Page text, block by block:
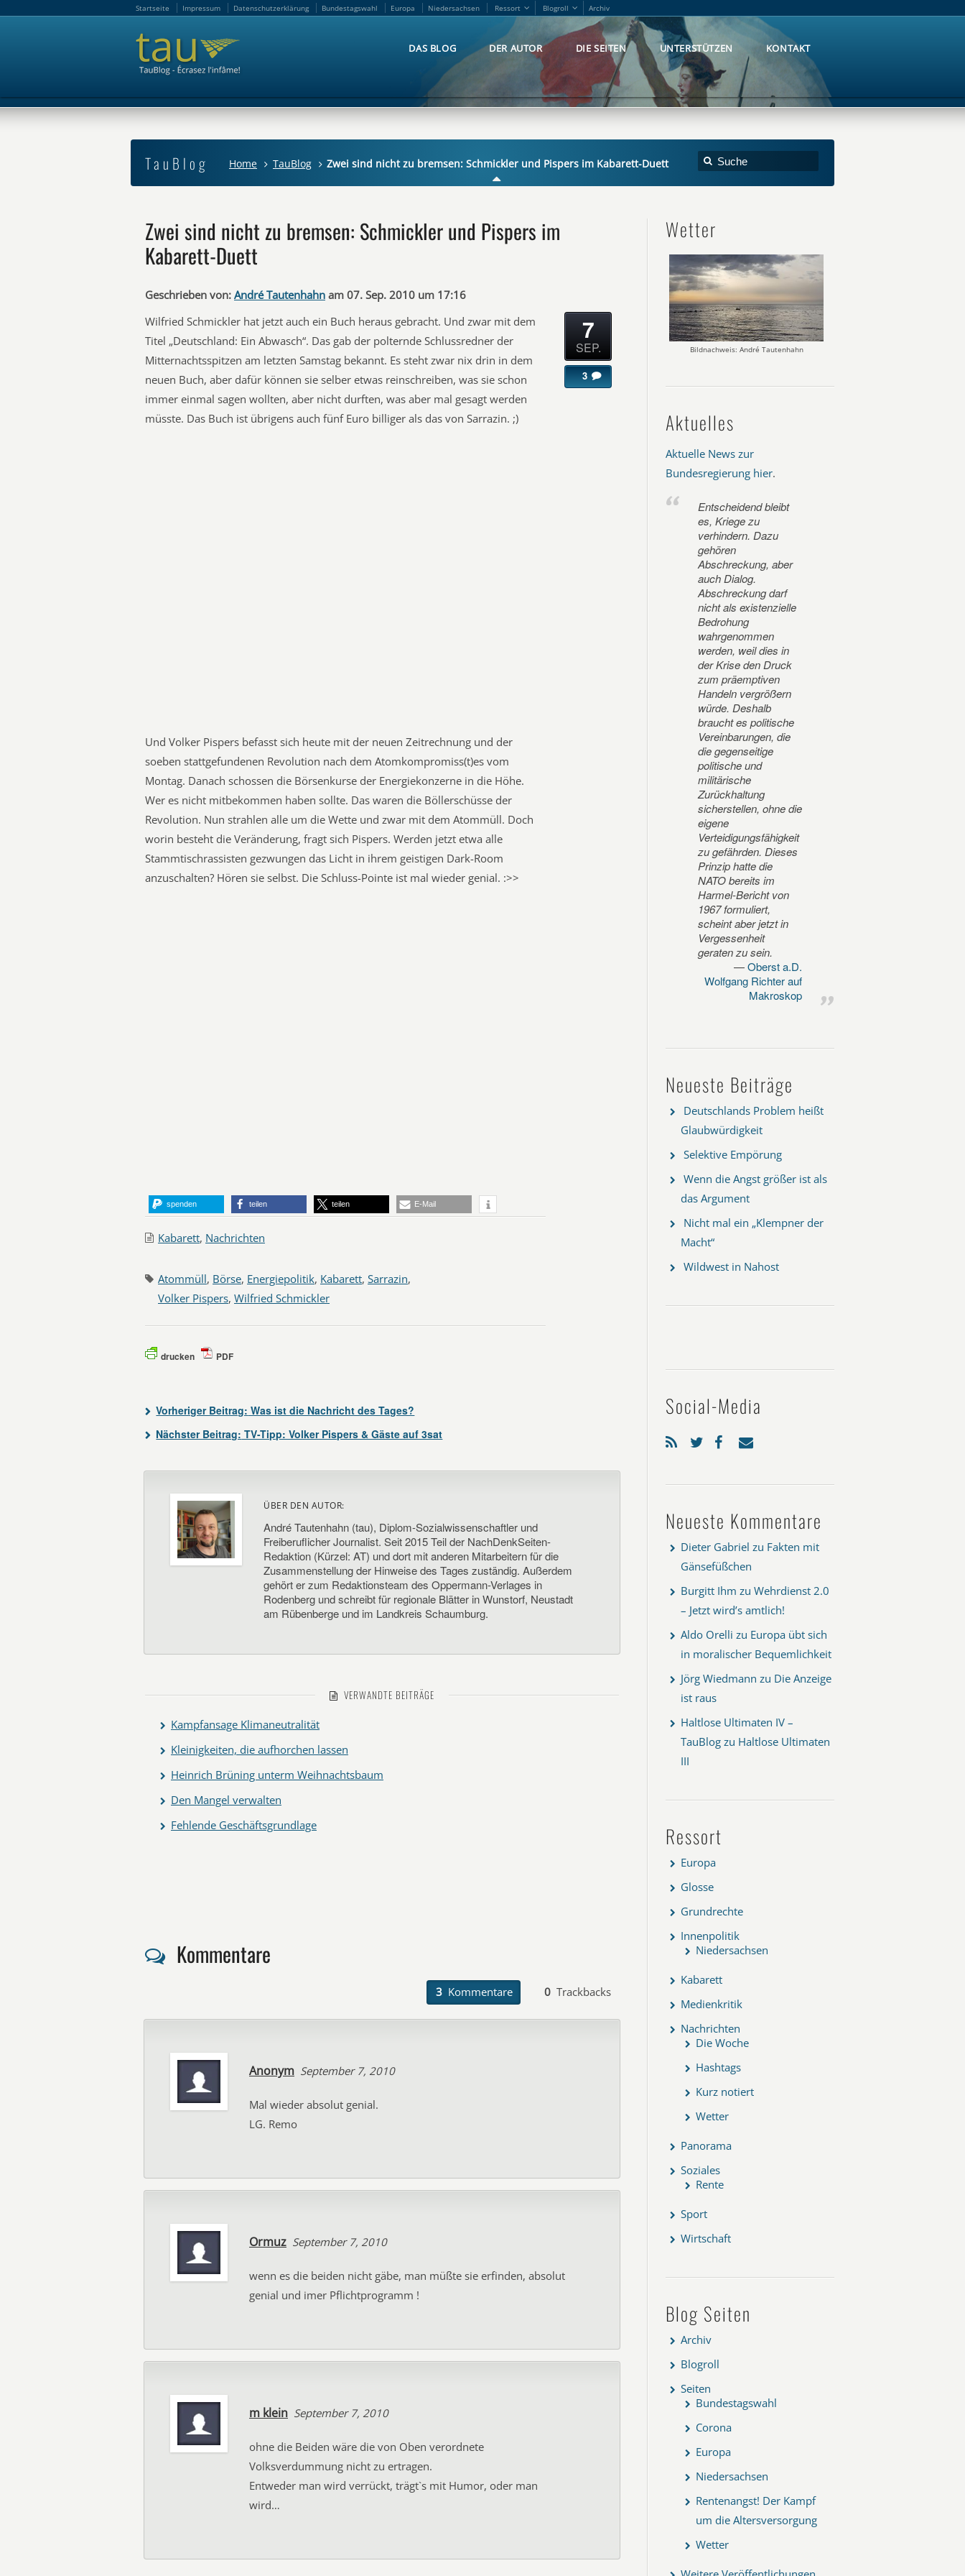
Startseite Impressum Datenschutzerklärung Bundestagswahl Europa Niedersachsen Ressort Blogroll Archiv
DAS BLOG DER AUTOR DIE SEITEN UNTERSTÜTZEN KONTAKT
TauBlog Home TauBlog Zwei sind nicht zu bremsen: Schmickler und Pispers im Kabarett-Duett
Zwei sind nicht zu bremsen: Schmickler und Pispers im
Kabarett-Duett
Geschrieben von: André Tautenhahn am 07. Sep. 2010 um 17:16
Wilfried Schmickler hat jetzt auch ein Buch heraus gebracht. Und zwar mit dem
Titel „Deutschland: Ein Abwasch“. Das gab der polternde Schlussredner der
Mitternachtsspitzen am letzten Samstag bekannt. Es steht zwar nix drin in dem
neuen Buch, aber dafür können sie selber etwas reinschreiben, was sie schon
immer einmal sagen wollten, aber nicht durften, was aber mal gesagt werden
müsste. Das Buch ist übrigens auch fünf Euro billiger als das von Sarrazin. ;)
Und Volker Pispers befasst sich heute mit der neuen Zeitrechnung und der
soeben stattgefundenen Revolution nach dem Atomkompromiss(t)es vom
Montag. Danach schossen die Börsenkurse der Energiekonzerne in die Höhe.
Wer es nicht mitbekommen haben sollte. Das waren die Böllerschüsse der
Revolution. Nun strahlen alle um die Wette und zwar mit dem Atommüll. Doch
worin besteht die Veränderung, fragt sich Pispers. Werden jetzt etwa alle
Stammtischrassisten gezwungen das Licht in ihrem geistigen Dark-Room
anzuschalten? Hören sie selbst. Die Schluss-Pointe ist mal wieder genial. :>>
spenden teilen teilen E-Mail
7
SEP.
3
Kabarett, Nachrichten
Atommüll, Börse, Energiepolitik, Kabarett, Sarrazin,
Volker Pispers, Wilfried Schmickler
drucken PDF
Vorheriger Beitrag: Was ist die Nachricht des Tages?
Nächster Beitrag: TV-Tipp: Volker Pispers & Gäste auf 3sat
ÜBER DEN AUTOR:
André Tautenhahn (tau), Diplom-Sozialwissenschaftler und
Freiberuflicher Journalist. Seit 2015 Teil der NachDenkSeiten-
Redaktion (Kürzel: AT) und dort mit anderen Mitarbeitern für die
Zusammenstellung der Hinweise des Tages zuständig. Außerdem
gehört er zum Redaktionsteam des Oppermann-Verlages in
Rodenberg und schreibt für regionale Blätter in Wunstorf, Neustadt
am Rübenberge und im Landkreis Schaumburg.
VERWANDTE BEITRÄGE
Kampfansage Klimaneutralität
Kleinigkeiten, die aufhorchen lassen
Heinrich Brüning unterm Weihnachtsbaum
Den Mangel verwalten
Fehlende Geschäftsgrundlage
Kommentare
3 Kommentare 0 Trackbacks
Anonym September 7, 2010
Mal wieder absolut genial.
LG. Remo
Ormuz September 7, 2010
wenn es die beiden nicht gäbe, man müßte sie erfinden, absolut
genial und imer Pflichtprogramm !
m klein September 7, 2010
ohne die Beiden wäre die von Oben verordnete
Volksverdummung nicht zu ertragen.
Entweder man wird verrückt, trägt`s mit Humor, oder man
wird…
Wetter
Bildnachweis: André Tautenhahn
Aktuelles
Aktuelle News zur
Bundesregierung hier.
Entscheidend bleibt
es, Kriege zu
verhindern. Dazu
gehören
Abschreckung, aber
auch Dialog.
Abschreckung darf
nicht als existenzielle
Bedrohung
wahrgenommen
werden, weil dies in
der Krise den Druck
zum präemptiven
Handeln vergrößern
würde. Deshalb
braucht es politische
Vereinbarungen, die
die gegenseitige
politische und
militärische
Zurückhaltung
sicherstellen, ohne die
eigene
Verteidigungsfähigkeit
zu gefährden. Dieses
Prinzip hatte die
NATO bereits im
Harmel-Bericht von
1967 formuliert,
scheint aber jetzt in
Vergessenheit
geraten zu sein.
Oberst a.D.
Wolfgang Richter auf
Makroskop
Neueste Beiträge
Deutschlands Problem heißt
Glaubwürdigkeit
Selektive Empörung
Wenn die Angst größer ist als
das Argument
Nicht mal ein „Klempner der
Macht“
Wildwest in Nahost
Social-Media
Neueste Kommentare
Dieter Gabriel zu Fakten mit
Gänsefüßchen
Burgitt Ihm zu Wehrdienst 2.0
– Jetzt wird’s amtlich!
Aldo Orelli zu Europa übt sich
in moralischer Bequemlichkeit
Jörg Wiedmann zu Die Anzeige
ist raus
Haltlose Ultimaten IV –
TauBlog zu Haltlose Ultimaten
III
Ressort
Europa
Glosse
Grundrechte
Innenpolitik
Niedersachsen
Kabarett
Medienkritik
Nachrichten
Die Woche
Hashtags
Kurz notiert
Wetter
Panorama
Soziales
Rente
Sport
Wirtschaft
Blog Seiten
Archiv
Blogroll
Seiten
Bundestagswahl
Corona
Europa
Niedersachsen
Rentenangst! Der Kampf
um die Altersversorgung
Wetter
Startseite Impressum Datenschutzerklärung Bundestagswahl Europa Niedersachsen Ressort Blogroll Archiv
DAS BLOG DER AUTOR DIE SEITEN UNTERSTÜTZEN KONTAKT